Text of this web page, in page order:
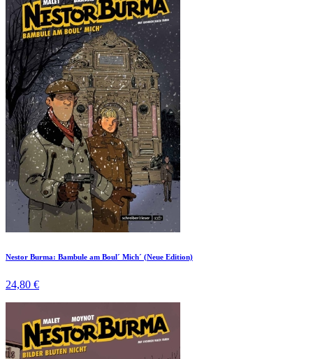
Nestor Burma: Bambule am Boul´ Mich´ (Neue Edition)
24,80 €